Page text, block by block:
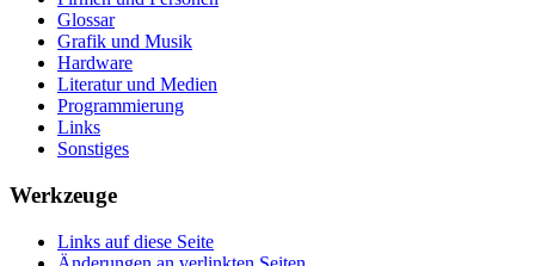
Glossar
Grafik und Musik
Hardware
Literatur und Medien
Programmierung
Links
Sonstiges
Werkzeuge
Links auf diese Seite